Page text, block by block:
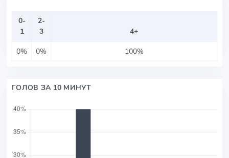
0-
1
2-
3
4+
0%
0% 100%
ГОЛОВ ЗА 10 МИНУТ